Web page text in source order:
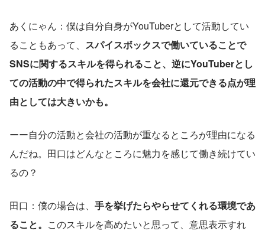
あくにゃん：僕は自分自身がYouTuberとして活動してい
ることもあって、 スパイスボックスで働いていることで
SNSに関するスキルを得られること、逆にYouTuberとし
ての活動の中で得られたスキルを会社に還元できる点が理
由としては大きいかも。
ーー自分の活動と会社の活動が重なるところが理由になる
んだね。田口はどんなところに魅力を感じて働き続けてい
るの？
田口：僕の場合は、 手を挙げたらやらせてくれる環境であ
ること。 このスキルを高めたいと思って、意思表示すれ